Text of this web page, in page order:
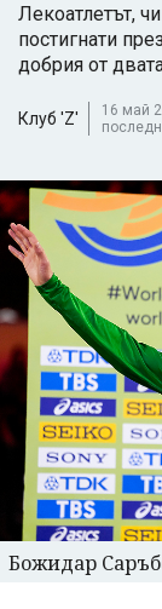
Лекоатлетът,
постигнати
добрия от
Клуб 'Z'
16 май
Божидар